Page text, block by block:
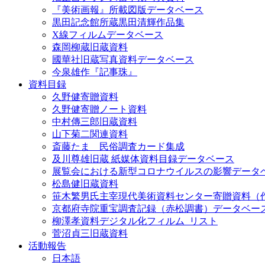
『美術画報』所載図版データベース
黒田記念館所蔵黒田清輝作品集
X線フィルムデータベース
森岡柳蔵旧蔵資料
國華社旧蔵写真資料データベース
今泉雄作『記事珠』
資料目録
久野健寄贈資料
久野健寄贈ノート資料
中村傳三郎旧蔵資料
山下菊二関連資料
斎藤たま 民俗調査カード集成
及川尊雄旧蔵 紙媒体資料目録データベース
展覧会における新型コロナウイルスの影響データ
松島健旧蔵資料
笹木繁男氏主宰現代美術資料センター寄贈資料（
京都府寺院重宝調査記録（赤松調書）データベー
柳澤孝資料デジタル化フィルム_リスト
菅沼貞三旧蔵資料
活動報告
日本語